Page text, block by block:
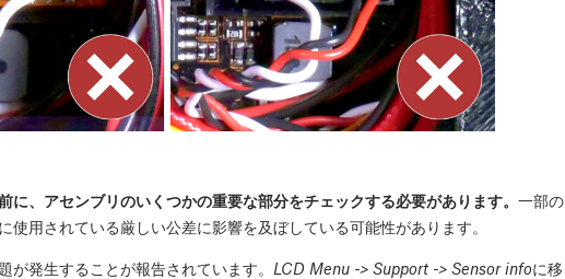
に、アセンブリのいくつかの重要な部分をチェックする必要があります。 一部の
使用されている厳しい公差に影響を及ぼしている可能性があります。
発生することが報告されています。 LCD Menu -> Support -> Sensor infoに移